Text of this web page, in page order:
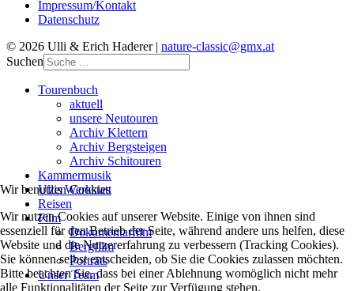
Impressum/Kontakt
Datenschutz
© 2026 Ulli & Erich Haderer | nature-classic@gmx.at
Suchen
Tourenbuch
aktuell
unsere Neutouren
Archiv Klettern
Archiv Bergsteigen
Archiv Schitouren
Kammermusik
Ullis Werkstatt
Reisen
Film
Dokumentarfilm
Bergfilm
Porträts
Unser Team
Wir benutzen Cookies
Wir nutzen Cookies auf unserer Website. Einige von ihnen sind
essenziell für den Betrieb der Seite, während andere uns helfen, diese
Website und die Nutzererfahrung zu verbessern (Tracking Cookies).
Sie können selbst entscheiden, ob Sie die Cookies zulassen möchten.
Bitte beachten Sie, dass bei einer Ablehnung womöglich nicht mehr
alle Funktionalitäten der Seite zur Verfügung stehen.